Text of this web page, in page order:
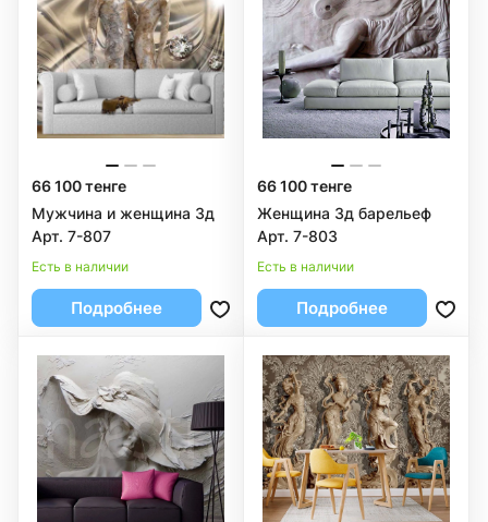
66 100 тенге
Мужчина и женщина 3д
Арт. 7-807
Есть в наличии
Подробнее
66 100 тенге
Женщина 3д барельеф
Арт. 7-803
Есть в наличии
Подробнее